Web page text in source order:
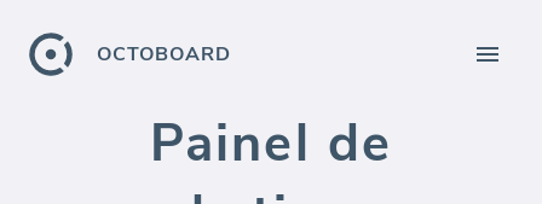
OCTOBOARD
Painel de